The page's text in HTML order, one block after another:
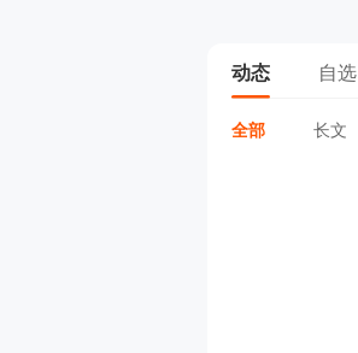
动态 自选
全部 长文